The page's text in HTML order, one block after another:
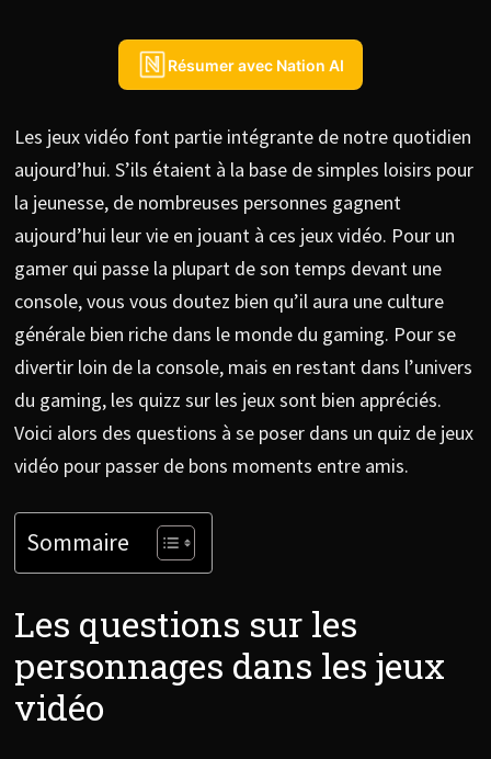
Résumer avec Nation AI
Les jeux vidéo font partie intégrante de notre quotidien
aujourd’hui. S’ils étaient à la base de simples loisirs pour
la jeunesse, de nombreuses personnes gagnent
aujourd’hui leur vie en jouant à ces jeux vidéo. Pour un
gamer qui passe la plupart de son temps devant une
console, vous vous doutez bien qu’il aura une culture
générale bien riche dans le monde du gaming. Pour se
divertir loin de la console, mais en restant dans l’univers
du gaming, les quizz sur les jeux sont bien appréciés.
Voici alors des questions à se poser dans un quiz de jeux
vidéo pour passer de bons moments entre amis.
Sommaire
Les questions sur les
personnages dans les jeux
vidéo